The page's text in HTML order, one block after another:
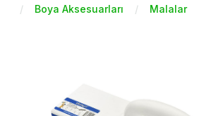
Boya Aksesuarları
Malalar